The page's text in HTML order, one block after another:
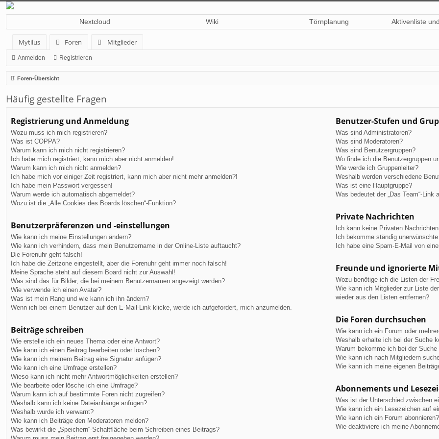
Nextcloud Wiki Törnplanung Aktivenliste
Mytilus Foren Mitglieder
Anmelden Registrieren
Foren-Übersicht
Häufig gestellte Fragen
Registrierung und Anmeldung
Wozu muss ich mich registrieren?
Was ist COPPA?
Warum kann ich mich nicht registrieren?
Ich habe mich registriert, kann mich aber nicht anmelden!
Warum kann ich mich nicht anmelden?
Ich habe mich vor einiger Zeit registriert, kann mich aber nicht mehr anmelden?!
Ich habe mein Passwort vergessen!
Warum werde ich automatisch abgemeldet?
Wozu ist die „Alle Cookies des Boards löschen“-Funktion?
Benutzerpräferenzen und -einstellungen
Wie kann ich meine Einstellungen ändern?
Wie kann ich verhindern, dass mein Benutzername in der Online-Liste auftaucht?
Die Forenuhr geht falsch!
Ich habe die Zeitzone eingestellt, aber die Forenuhr geht immer noch falsch!
Meine Sprache steht auf diesem Board nicht zur Auswahl!
Was sind das für Bilder, die bei meinem Benutzernamen angezeigt werden?
Wie verwende ich einen Avatar?
Was ist mein Rang und wie kann ich ihn ändern?
Wenn ich bei einem Benutzer auf den E-Mail-Link klicke, werde ich aufgefordert, mich anzumelden.
Beiträge schreiben
Wie erstelle ich ein neues Thema oder eine Antwort?
Wie kann ich einen Beitrag bearbeiten oder löschen?
Wie kann ich meinem Beitrag eine Signatur anfügen?
Wie kann ich eine Umfrage erstellen?
Wieso kann ich nicht mehr Antwortmöglichkeiten erstellen?
Wie bearbeite oder lösche ich eine Umfrage?
Warum kann ich auf bestimmte Foren nicht zugreifen?
Weshalb kann ich keine Dateianhänge anfügen?
Weshalb wurde ich verwarnt?
Wie kann ich Beiträge den Moderatoren melden?
Was bewirkt die „Speichern“-Schaltfläche beim Schreiben eines Beitrags?
Benutzer-Stufen und
Was sind Administratoren?
Was sind Moderatoren?
Was sind Benutzergruppen?
Wo finde ich die Benutzergruppen
Wie werde ich Gruppenleiter?
Weshalb werden verschiedene
Was ist eine Hauptgruppe?
Was bedeutet der „Das Team“-Link
Private Nachrichten
Ich kann keine Privaten
Ich bekomme ständig
Ich habe eine Spam-E-Mail von
Freunde und ignorierte
Wozu benötige ich die Listen der
Wie kann ich Mitglieder zur Liste
wieder aus den Listen entfernen?
Die Foren durchsuchen
Wie kann ich ein Forum oder
Weshalb erhalte ich bei der Suche
Warum bekomme ich bei der
Wie kann ich nach Mitgliedern
Wie kann ich meine eigenen
Abonnements und
Was ist der Unterschied zwischen
Wie kann ich ein Lesezeichen auf
Wie kann ich ein Forum abonnieren?
Wie deaktiviere ich meine